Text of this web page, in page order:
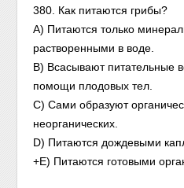
380. Как питаются грибы?
А) Питаются только
растворенными в воде.
В) Всасывают питательные
помощи плодовых тел.
С) Сами образуют
неорганических.
D) Питаются дождевыми
+Е) Питаются готовыми